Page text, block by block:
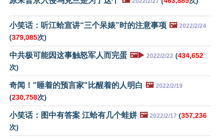
小笑话：听江蛤宣讲“三个呆婊”时的注意事项 🖼️ 2022/2/24
(379,085次)
中共极可能因这事触怒军人而完蛋 🖼️▶️ 2022/2/22 (434,652
次)
奇闻！"睡着的预言家"比醒着的人明白 🖼️ 2022/2/19
(230,758次)
小笑话：图中有答案 江蛤有几个蛙姘 🖼️ 2022/2/17 (357,236
次)